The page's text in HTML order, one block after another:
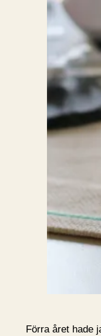
Förra året hade